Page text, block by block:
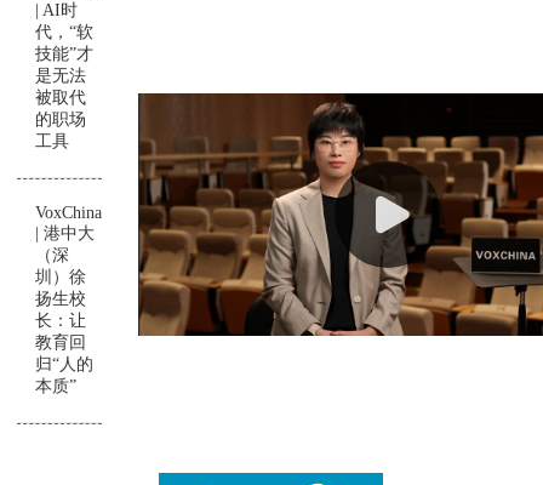
| AI时
代，“软
技能”才
是无法
被取代
的职场
工具
VoxChina
| 港中大
（深
圳）徐
扬生校
长：让
教育回
归“人的
本质”